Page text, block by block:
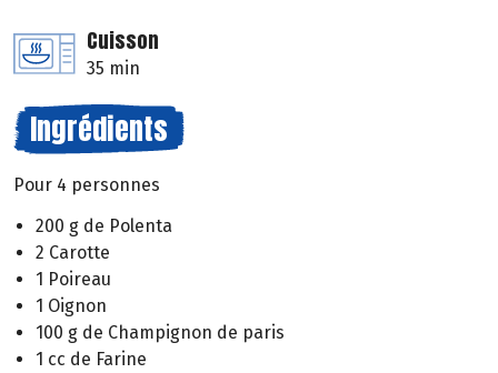
Cuisson
35 min
Ingrédients
Pour 4 personnes
200 g de Polenta
2 Carotte
1 Poireau
1 Oignon
100 g de Champignon de paris
1 cc de Farine